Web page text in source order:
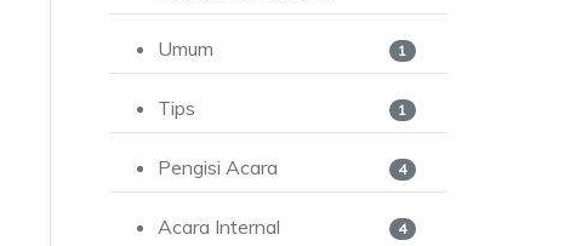
Umum 1
Tips 1
Pengisi Acara 4
Acara Internal 4